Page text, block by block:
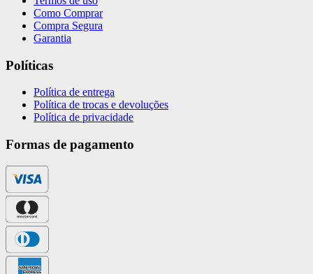
Como Comprar
Compra Segura
Garantia
Políticas
Política de entrega
Política de trocas e devoluções
Política de privacidade
Formas de pagamento